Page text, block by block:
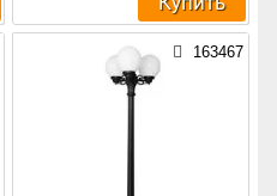
163467